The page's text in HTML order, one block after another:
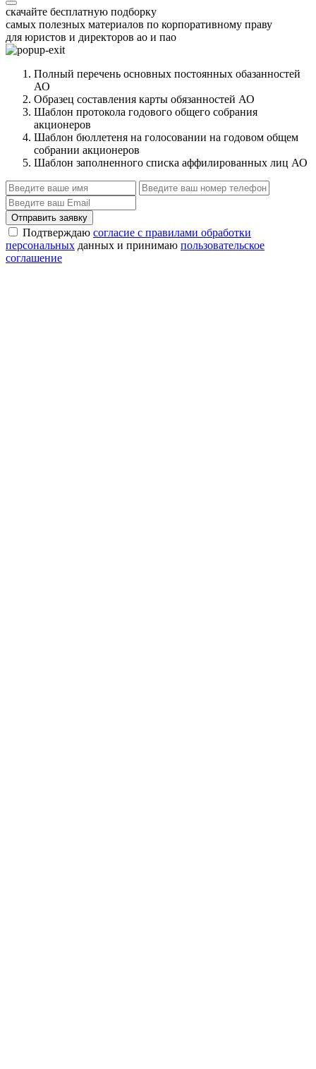
скачайте бесплатную подборку
самых полезных материалов по корпоративному праву
для юристов и директоров ао и пао
Полный перечень основных постоянных обазанностей
АО
Образец составления карты обязанностей АО
Шаблон протокола годового общего собрания
акционеров
Шаблон бюллетеня на голосовании на годовом общем
собрании акционеров
Шаблон заполненного списка аффилированных лиц АО
Отправить заявку
Подтверждаю согласие с правилами обработки
персональных данных и принимаю пользовательское
соглашение